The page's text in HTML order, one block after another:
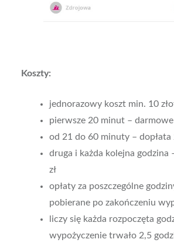
Koszty:
jednorazowy koszt min. 10
pierwsze 20 minut – darmowe
od 21 do 60 minuty – dopłata
druga i każda kolejna godzina
zł
opłaty za poszczególne
pobierane po zakończeniu
liczy się każda rozpoczęta
wypożyczenie trwało 2,5